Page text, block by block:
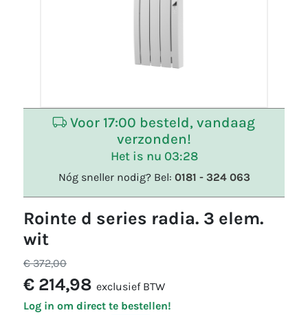
Voor 17:00 besteld, vandaag
verzonden!
Het is nu 03:28
Nóg sneller nodig? Bel: 0181 - 324 063
rointe d series radia. 3 elem.
wit
€ 372,00
€ 214,98 exclusief BTW
Log in om direct te bestellen!